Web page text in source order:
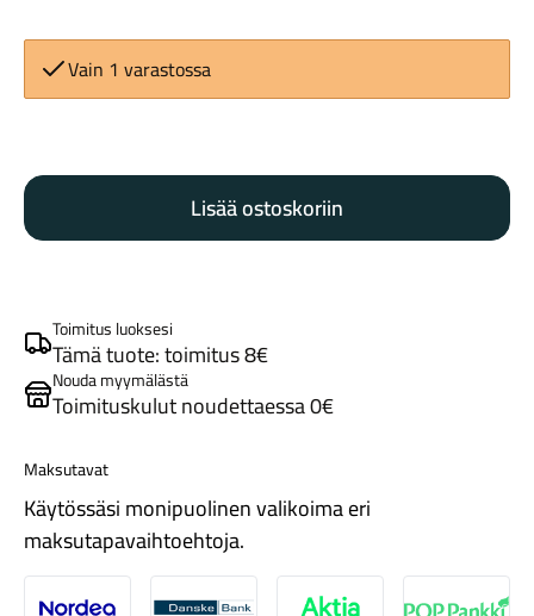
Gravel-pyörät
Kaupunkisähköpyörät
Vain 1 varastossa
CarBack
takatutka
Lisää ostoskoriin
Toimitus luoksesi
Tämä tuote: toimitus 8€
Nouda myymälästä
Toimituskulut noudettaessa 0€
Maksutavat
Käytössäsi monipuolinen valikoima eri
maksutapavaihtoehtoja.